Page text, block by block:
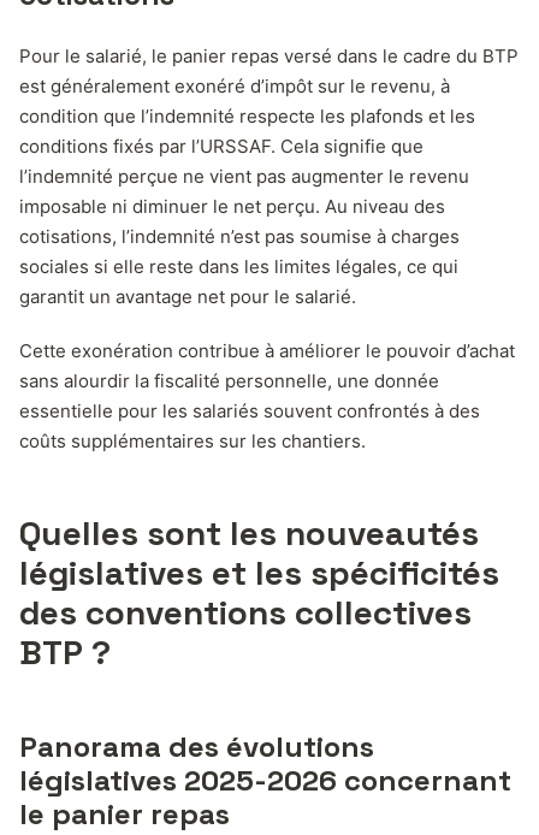
Pour le salarié, le panier repas versé dans le cadre du BTP
est généralement exonéré d’impôt sur le revenu, à
condition que l’indemnité respecte les plafonds et les
conditions fixés par l’URSSAF. Cela signifie que
l’indemnité perçue ne vient pas augmenter le revenu
imposable ni diminuer le net perçu. Au niveau des
cotisations, l’indemnité n’est pas soumise à charges
sociales si elle reste dans les limites légales, ce qui
garantit un avantage net pour le salarié.
Cette exonération contribue à améliorer le pouvoir d’achat
sans alourdir la fiscalité personnelle, une donnée
essentielle pour les salariés souvent confrontés à des
coûts supplémentaires sur les chantiers.
Quelles sont les nouveautés
législatives et les spécificités
des conventions collectives
BTP ?
Panorama des évolutions
législatives 2025-2026 concernant
le panier repas